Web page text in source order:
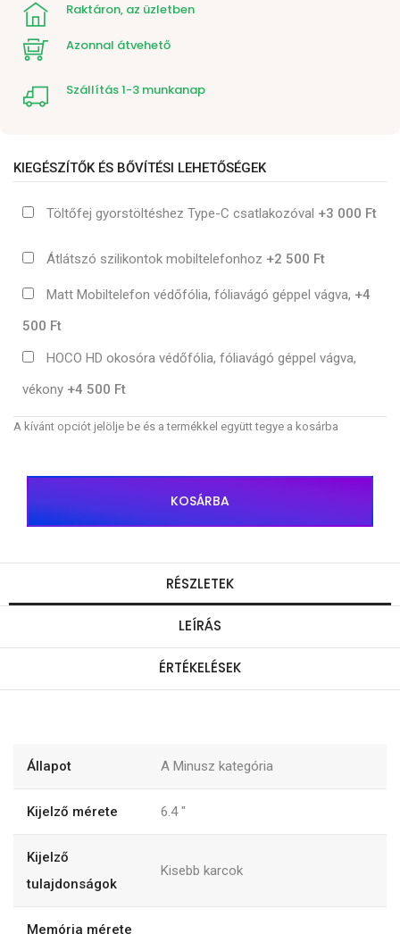
Raktáron, az üzletben
Azonnal átvehető
Szállítás 1-3 munkanap
KIEGÉSZÍTŐK ÉS BŐVÍTÉSI LEHETŐSÉGEK
Töltőfej gyorstöltéshez Type-C csatlakozóval +3 000 Ft
Átlátszó szilikontok mobiltelefonhoz +2 500 Ft
Matt Mobiltelefon védőfólia, fóliavágó géppel vágva, +4
500 Ft
HOCO HD okosóra védőfólia, fóliavágó géppel vágva,
vékony +4 500 Ft
A kívánt opciót jelölje be és a termékkel együtt tegye a kosárba
KOSÁRBA
RÉSZLETEK
LEÍRÁS
ÉRTÉKELÉSEK
Állapot A Minusz kategória
Kijelző mérete 6.4 "
Kijelző
tulajdonságok
Kisebb karcok
Memória mérete